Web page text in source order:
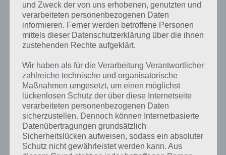
Kurze Begriffserklärung zur Lösung Korb
Korb ist die Lösung für das tägliche Rätsel am 28.10.2019 in 4 Bilder 1
Wort, doch welche Bedeutung hat dieses eigentlich und was gibt es
dazu zu wissen? Passt das Wort auch zu Halloween? Zu bestimmten
Lösungen präsentieren wir daher auch immer eine kurze
Begriffserklärung!
und Zweck der von uns erhobenen, genutzten und
verarbeiteten personenbezogenen Daten
informieren. Ferner werden betroffene Personen
mittels dieser Datenschutzerklärung über die ihnen
zustehenden Rechte aufgeklärt.
Wir haben als für die Verarbeitung Verantwortlicher
zahlreiche technische und organisatorische
Maßnahmen umgesetzt, um einen möglichst
lückenlosen Schutz der über diese Internetseite
verarbeiteten personenbezogenen Daten
sicherzustellen. Dennoch können Internetbasierte
Datenübertragungen grundsätzlich
Sicherheitslücken aufweisen, sodass ein absoluter
Schutz nicht gewährleistet werden kann. Aus